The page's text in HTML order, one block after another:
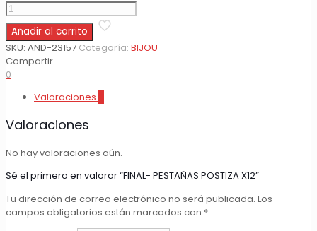
FINAL-
PESTAÑAS
POSTIZA
X12
cantidad
Añadir al carrito
SKU: AND-23157 Categoría: BIJOU
Compartir
0
Valoraciones
Valoraciones
No hay valoraciones aún.
Sé el primero en valorar “FINAL- PESTAÑAS POSTIZA X12”
Tu dirección de correo electrónico no será publicada. Los
campos obligatorios están marcados con *